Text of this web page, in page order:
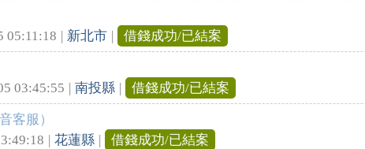
05:11:18 | 新北市 | 借錢成功/已結案
03:45:55 | 南投縣 | 借錢成功/已結案
客服）
| 花蓮縣 | 借錢成功/已結案